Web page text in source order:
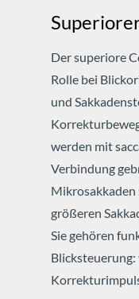
Der superiore
Rolle bei
und
werden mit
Verbindung
größeren
Sie gehören